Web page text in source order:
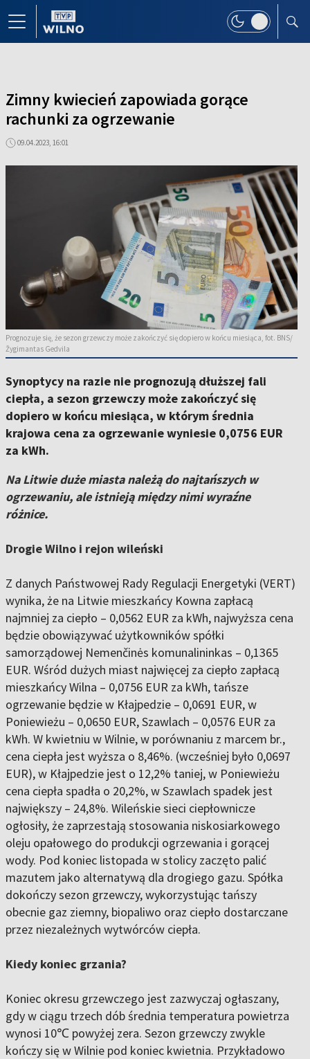
Zimny kwiecień zapowiada gorące
rachunki za ogrzewanie
09.04.2023, 16:01
Prognozuje się, że sezon grzewczy może zakończyć się dopiero w końcu miesiąca, fot. BNS/
Žygimantas Gedvila
Synoptycy na razie nie prognozują dłuższej fali
ciepła, a sezon grzewczy może zakończyć się
dopiero w końcu miesiąca, w którym średnia
krajowa cena za ogrzewanie wyniesie 0,0756 EUR
za kWh.
Na Litwie duże miasta należą do najtańszych w
ogrzewaniu, ale istnieją między nimi wyraźne
różnice.
Drogie Wilno i rejon wileński
Z danych Państwowej Rady Regulacji Energetyki (VERT)
wynika, że na Litwie mieszkańcy Kowna zapłacą
najmniej za ciepło – 0,0562 EUR za kWh, najwyższa cena
będzie obowiązywać użytkowników spółki
samorządowej Nemenčinės komunalininkas – 0,1365
EUR. Wśród dużych miast najwięcej za ciepło zapłacą
mieszkańcy Wilna – 0,0756 EUR za kWh, tańsze
ogrzewanie będzie w Kłajpedzie – 0,0691 EUR, w
Poniewieżu – 0,0650 EUR, Szawlach – 0,0576 EUR za
kWh. W kwietniu w Wilnie, w porównaniu z marcem br.,
cena ciepła jest wyższa o 8,46%. (wcześniej było 0,0697
EUR), w Kłajpedzie jest o 12,2% taniej, w Poniewieżu
cena ciepła spadła o 20,2%, w Szawlach spadek jest
największy – 24,8%. Wileńskie sieci ciepłownicze
ogłosiły, że zaprzestają stosowania niskosiarkowego
oleju opałowego do produkcji ogrzewania i gorącej
wody. Pod koniec listopada w stolicy zaczęto palić
mazutem jako alternatywą dla drogiego gazu. Spółka
dokończy sezon grzewczy, wykorzystując tańszy
obecnie gaz ziemny, biopaliwo oraz ciepło dostarczane
przez niezależnych wytwórców ciepła.
Kiedy koniec grzania?
Koniec okresu grzewczego jest zazwyczaj ogłaszany,
gdy w ciągu trzech dób średnia temperatura powietrza
wynosi 10℃ powyżej zera. Sezon grzewczy zwykle
kończy się w Wilnie pod koniec kwietnia. Przykładowo